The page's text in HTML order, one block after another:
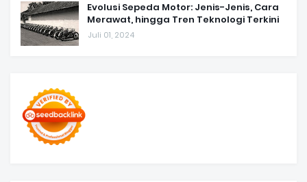
Evolusi Sepeda Motor: Jenis-Jenis, Cara
Merawat, hingga Tren Teknologi Terkini
Juli 01, 2024